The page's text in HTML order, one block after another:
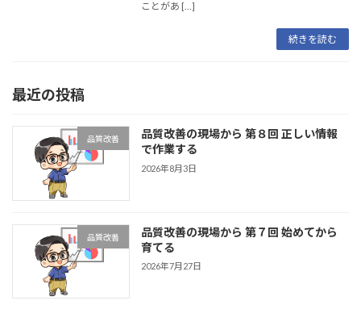
ことがあ […]
続きを読む
最近の投稿
品質改善
品質改善の現場から 第８回 正しい情報
で作業する
2026年8月3日
品質改善
品質改善の現場から 第７回 始めてから
育てる
2026年7月27日